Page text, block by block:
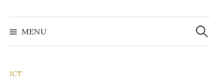
MENU
Zoeken
naar:
ICT